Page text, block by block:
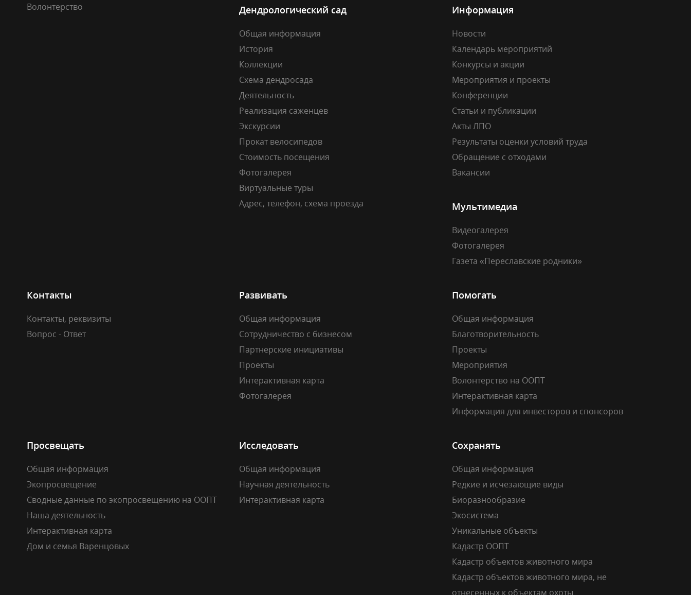
Волонтерство
Дендрологический сад
Общая информация
История
Коллекции
Схема дендросада
Деятельность
Реализация саженцев
Экскурсии
Прокат велосипедов
Стоимость посещения
Фотогалерея
Виртуальные туры
Адрес, телефон, схема проезда
Информация
Новости
Календарь мероприятий
Конкурсы и акции
Мероприятия и проекты
Конференции
Статьи и публикации
Акты ЛПО
Результаты оценки условий труда
Обращение с отходами
Вакансии
Мультимедиа
Видеогалерея
Фотогалерея
Газета «Переславские родники»
Контакты
Контакты, реквизиты
Вопрос - Ответ
Развивать
Общая информация
Сотрудничество с бизнесом
Партнерские инициативы
Проекты
Интерактивная карта
Фотогалерея
Помогать
Общая информация
Благотворительность
Проекты
Мероприятия
Волонтерство на ООПТ
Интерактивная карта
Информация для инвесторов и спонсоров
Просвещать
Общая информация
Экопросвещение
Сводные данные по экопросвещению на ООПТ
Наша деятельность
Интерактивная карта
Дом и семья Варенцовых
Исследовать
Общая информация
Научная деятельность
Интерактивная карта
Сохранять
Общая информация
Редкие и исчезающие виды
Биоразнообразие
Экосистема
Уникальные объекты
Кадастр ООПТ
Кадастр объектов животного мира
Кадастр объектов животного мира, не
отнесенных к объектам охоты